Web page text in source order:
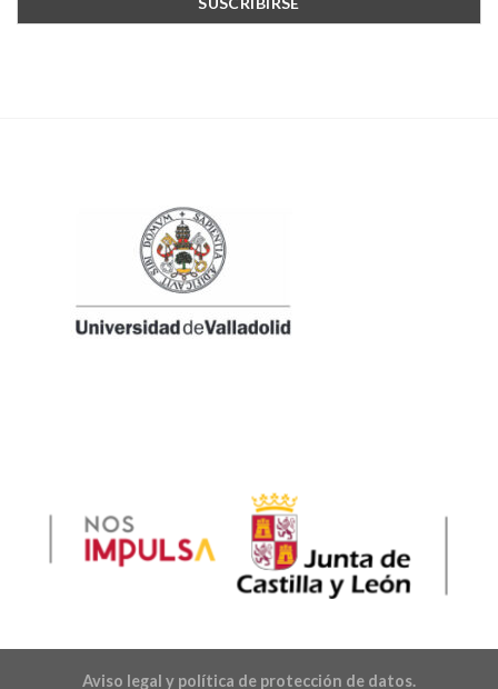
Aviso legal y política de protección de datos.